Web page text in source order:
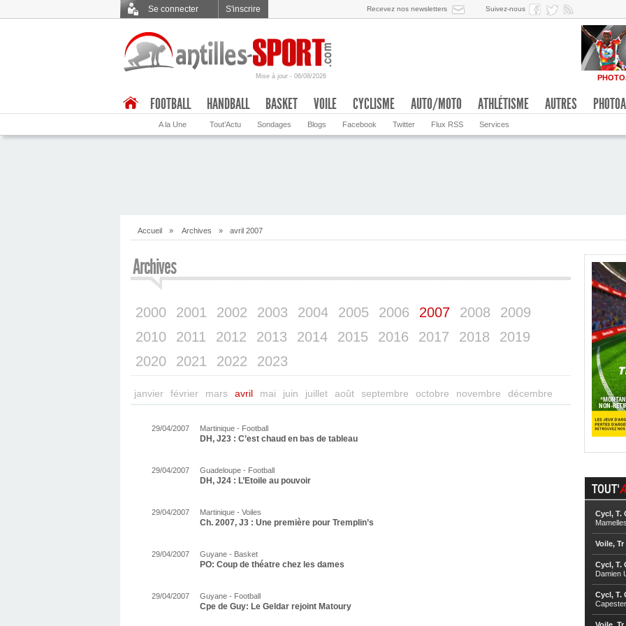
Se connecter S'inscrire Recevez nos newsletters Suivez-nous
Mise à jour - 06/08/2026
A la Une Tout’Actu Sondages Blogs Facebook Twitter Flux RSS Services
FOOTBALL HANDBALL BASKET VOILE CYCLISME AUTO/MOTO ATHLÉTISME AUTRES
Accueil » Archives » avril 2007
Archives
2000 2001 2002 2003 2004 2005 2006 2007 2008
2009
2010
2011 2012 2013 2014 2015 2016 2017 2018
2019
2020
2021 2022 2023
janvier février mars avril mai juin juillet août septembre octobre novembre décembre
29/04/2007 Martinique - Football
DH, J23 : C’est chaud en bas de tableau
29/04/2007 Guadeloupe - Football
DH, J24 : L’Etoile au pouvoir
29/04/2007 Martinique - Voiles
Ch. 2007, J3 : Une première pour Tremplin’s
29/04/2007 Guyane - Basket
PO: Coup de théatre chez les dames
29/04/2007 Guyane - Football
Cpe de Guy: Le Geldar rejoint Matoury
TOUT'
Cycl, T.
Mamelles
Voile, Tr
Cycl, T.
Damien
Cycl, T.